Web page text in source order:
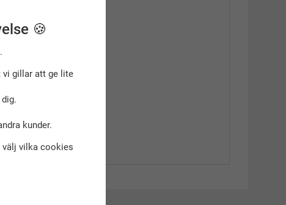
🍪
gillar att ge lite
kunder.
vilka cookies